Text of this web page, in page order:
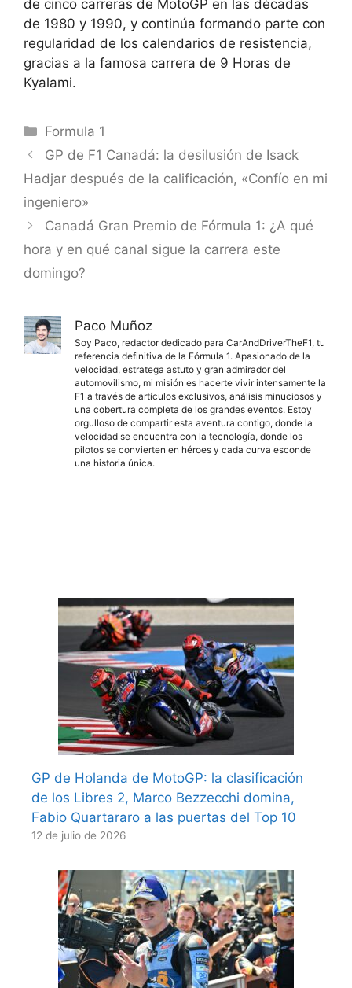
de cinco carreras de MotoGP en las décadas
de 1980 y 1990, y continúa formando parte con
regularidad de los calendarios de resistencia,
gracias a la famosa carrera de 9 Horas de
Kyalami.
Categorías
Formula 1
GP de F1 Canadá: la desilusión de Isack
Hadjar después de la calificación, «Confío en mi
ingeniero»
Canadá Gran Premio de Fórmula 1: ¿A qué
hora y en qué canal sigue la carrera este
domingo?
Paco Muñoz
Soy Paco, redactor dedicado para CarAndDriverTheF1, tu
referencia definitiva de la Fórmula 1. Apasionado de la
velocidad, estratega astuto y gran admirador del
automovilismo, mi misión es hacerte vivir intensamente la
F1 a través de artículos exclusivos, análisis minuciosos y
una cobertura completa de los grandes eventos. Estoy
orgulloso de compartir esta aventura contigo, donde la
velocidad se encuentra con la tecnología, donde los
pilotos se convierten en héroes y cada curva esconde
una historia única.
GP de Holanda de MotoGP: la clasificación
de los Libres 2, Marco Bezzecchi domina,
Fabio Quartararo a las puertas del Top 10
12 de julio de 2026